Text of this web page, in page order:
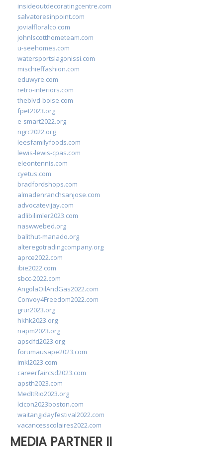
insideoutdecoratingcentre.com
salvatoresinpoint.com
jovialfloralco.com
johnlscotthometeam.com
u-seehomes.com
watersportslagonissi.com
mischieffashion.com
eduwyre.com
retro-interiors.com
theblvd-boise.com
fpet2023.org
e-smart2022.org
ngrc2022.org
leesfamilyfoods.com
lewis-lewis-cpas.com
eleontennis.com
cyetus.com
bradfordshops.com
almadenranchsanjose.com
advocatevijay.com
adlibilimler2023.com
naswwebed.org
balithut-manado.org
alteregotradingcompany.org
aprce2022.com
ibie2022.com
sbcc-2022.com
AngolaOilAndGas2022.com
Convoy4Freedom2022.com
grur2023.org
hkhk2023.org
napm2023.org
apsdfd2023.org
forumausape2023.com
imkl2023.com
careerfaircsd2023.com
apsth2023.com
MedItRio2023.org
lcicon2023boston.com
waitangidayfestival2022.com
vacancesscolaires2022.com
MEDIA PARTNER II